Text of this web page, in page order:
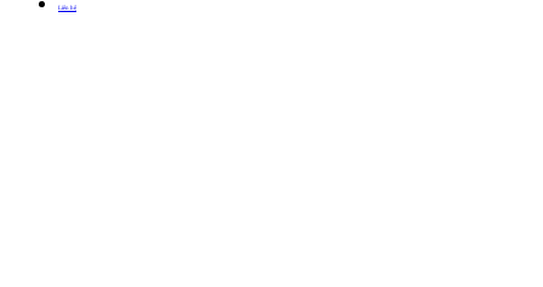
Liên hệ